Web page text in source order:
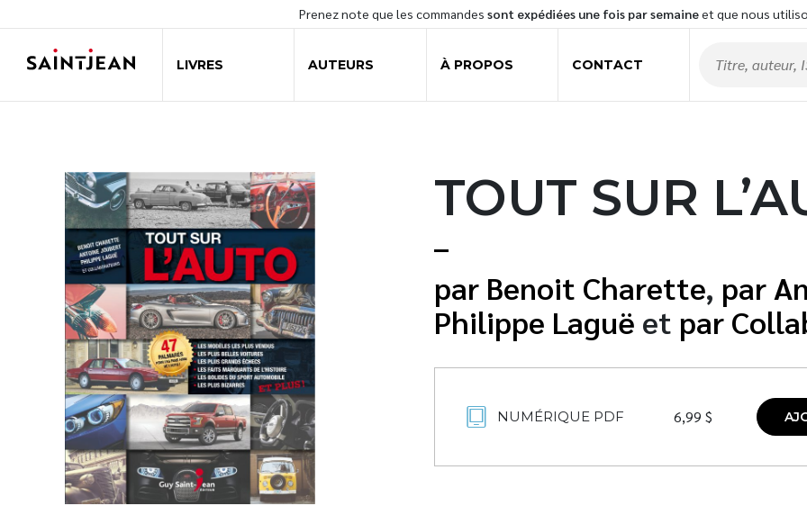
Prenez note que les commandes sont expédiées une fois par semaineet que nous
LIVRES AUTEURS À PROPOS CONTACT
TOUT SUR
Benoit Charette,
Philippe Laguë et
NUMÉRIQUE PDF 6,99 $